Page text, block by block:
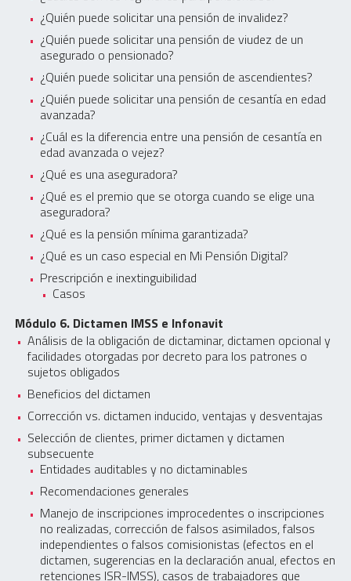
¿Quién puede solicitar una pensión de invalidez?
¿Quién puede solicitar una pensión de viudez de un
asegurado o pensionado?
¿Quién puede solicitar una pensión de ascendientes?
¿Quién puede solicitar una pensión de cesantía en edad
avanzada?
¿Cuál es la diferencia entre una pensión de cesantía en
edad avanzada o vejez?
¿Qué es una aseguradora?
¿Qué es el premio que se otorga cuando se elige una
aseguradora?
¿Qué es la pensión mínima garantizada?
¿Qué es un caso especial en Mi Pensión Digital?
Prescripción e inextinguibilidad
Casos
Módulo 6. Dictamen IMSS e Infonavit
Análisis de la obligación de dictaminar, dictamen opcional y
facilidades otorgadas por decreto para los patrones o
sujetos obligados
Beneficios del dictamen
Corrección vs. dictamen inducido, ventajas y desventajas
Selección de clientes, primer dictamen y dictamen
subsecuente
Entidades auditables y no dictaminables
Recomendaciones generales
Manejo de inscripciones improcedentes o inscripciones
no realizadas, corrección de falsos asimilados, falsos
independientes o falsos comisionistas (efectos en el
dictamen, sugerencias en la declaración anual, efectos en
retenciones ISR-IMSS), casos de trabajadores que